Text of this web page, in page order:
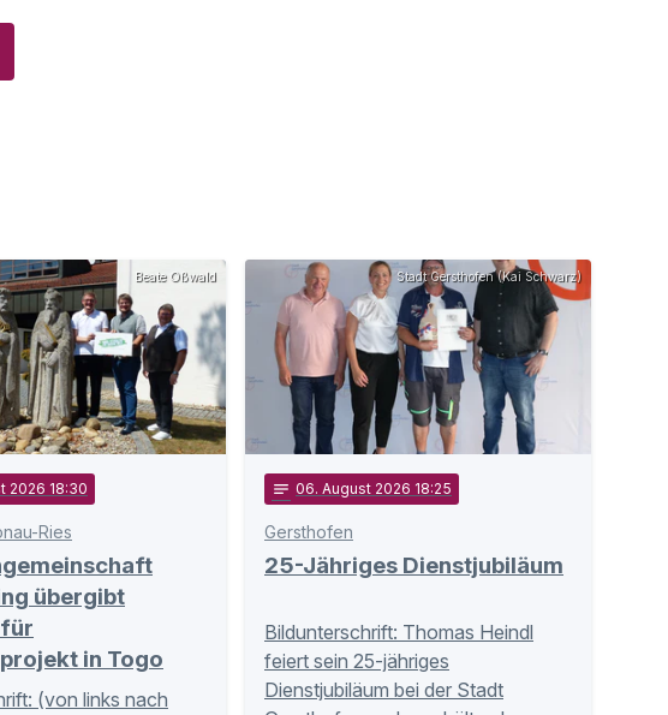
Beate Oßwald
2026 18:30
Ries
übergibt
in Togo
(von links nach
Stadt Gersthofen (Kai Schwarz)
notes 06. August 2026 18:25
Gersthofen
25-Jähriges Dienstjubiläum
Bildunterschrift: Thomas Heindl
feiert sein 25-jähriges
Dienstjubiläum bei der Stadt